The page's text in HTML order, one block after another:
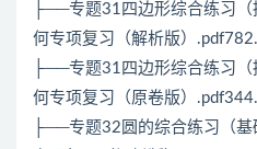
├──专题31四边形综合练习
何专项复习（解析版）
├──专题31四边形综合练习
何专项复习（原卷版）
├──专题32圆的综合练习（